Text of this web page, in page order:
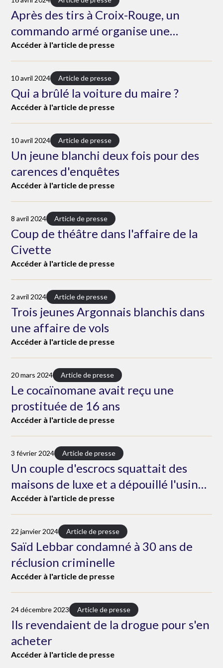
Après des tirs à Croix-Rouge, un
commando armé organise une
expédition punitive à la Neuvillette
Accéder à l'article de presse
10 avril 2024 Article de presse
Qui a brûlé la voiture du maire ?
Accéder à l'article de presse
10 avril 2024 Article de presse
Un jeune blanchi deux fois pour des
carences d'enquêtes
Accéder à l'article de presse
8 avril 2024 Article de presse
Coup de théâtre dans l'affaire de la
Civette
Accéder à l'article de presse
2 avril 2024 Article de presse
Trois jeunes Argonnais blanchis dans
une affaire de vols
Accéder à l'article de presse
20 mars 2024 Article de presse
Le cocaïnomane avait reçu une
prostituée de 16 ans
Accéder à l'article de presse
3 février 2024 Article de presse
Un couple d'escrocs squattait des
maisons de luxe et a dépouillé l'usine
Tagar
Accéder à l'article de presse
22 janvier 2024 Article de presse
Saïd Lebbar condamné à 30 ans de
réclusion criminelle
Accéder à l'article de presse
24 décembre 2023 Article de presse
Ils revendaient de la drogue pour s'en
acheter
Accéder à l'article de presse